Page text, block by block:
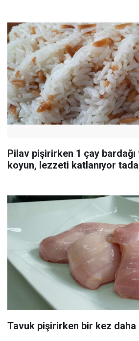
Pilav pişirirken 1 çay
koyun, lezzeti katlanıyor
Tavuk pişirirken bir kez daha